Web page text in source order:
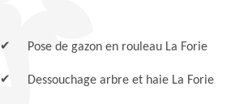
Pose de gazon en rouleau La Forie
Dessouchage arbre et haie La Forie